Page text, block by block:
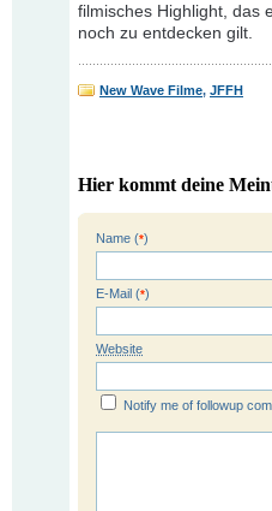
filmisches Highlight, das
noch zu entdecken gilt.
New Wave Filme, JFFH
Hier kommt deine
Name (*)
E-Mail (*)
Website
Notify me of followup